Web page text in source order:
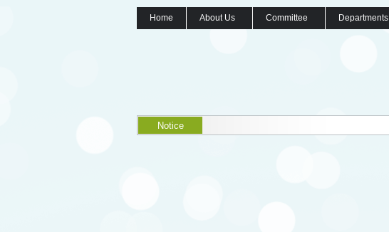
Home About Us Committee Departments
Notice